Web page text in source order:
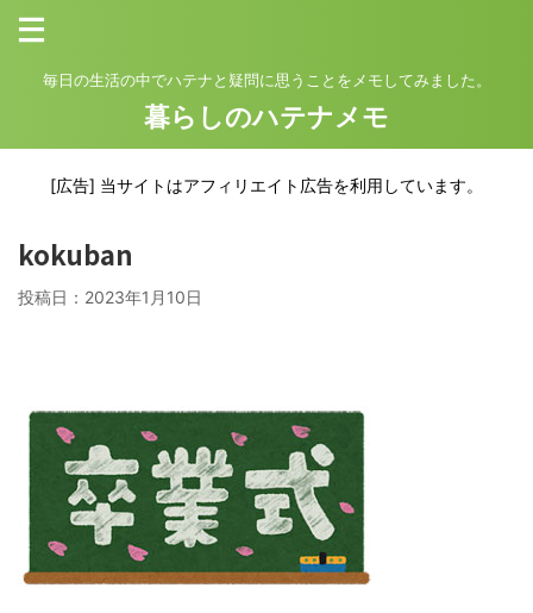
毎日の生活の中でハテナと疑問に思うことをメモしてみました。
暮らしのハテナメモ
[広告] 当サイトはアフィリエイト広告を利用しています。
kokuban
投稿日： 2023年1月10日